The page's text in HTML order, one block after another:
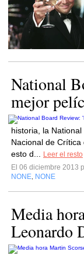
National
mejor
historia, la
Nacional de
esto d...
Leer el resto
El 06 diciembre 2013
NONE NONE
Media
Leonardo